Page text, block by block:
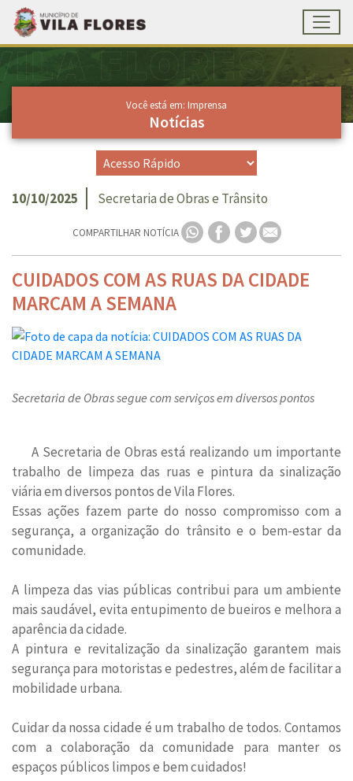
Ir para conteúdo principal
Conteúdo Principal
Você está em: Imprensa
Notícias
10/10/2025 Secretaria de Obras e Trânsito
COMPARTILHAR NOTÍCIA
CUIDADOS COM AS RUAS DA CIDADE
MARCAM A SEMANA
Secretaria de Obras segue com serviços em diversos pontos
A Secretaria de Obras está realizando um importante
trabalho de limpeza das ruas e pintura da sinalização
viária em diversos pontos de Vila Flores.
Essas ações fazem parte do nosso compromisso com a
segurança, a organização do trânsito e o bem-estar da
comunidade.
A limpeza das vias públicas contribui para um ambiente
mais saudável, evita entupimento de bueiros e melhora a
aparência da cidade.
A pintura e revitalização da sinalização garantem mais
segurança para motoristas e pedestres, além de facilitar a
mobilidade urbana.
Cuidar da nossa cidade é um trabalho de todos. Contamos
com a colaboração da comunidade para manter os
espaços públicos limpos e bem cuidados!